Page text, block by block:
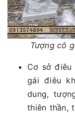
Tượng cô
Cơ sở điêu
gái điêu
dung,
thiên thần,